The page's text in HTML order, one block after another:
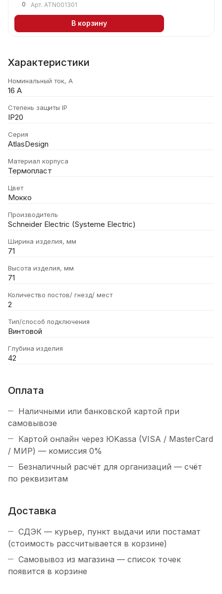
0 Арт. ATN001301
В корзину
Характеристики
Номинальный ток, А
16 А
Степень защиты IP
IP20
Серия
AtlasDesign
Материал корпуса
Термопласт
Цвет
Мокко
Производитель
Schneider Electric (Systeme Electric)
Ширина изделия, мм
71
Высота изделия, мм
71
Количество постов/ гнезд/ мест
2
Тип/способ подключения
Винтовой
Глубина изделия
42
Оплата
Наличными или банковской картой при
самовывозе
Картой онлайн через ЮKassa (VISA / MasterCard
/ МИР) — комиссия 0%
Безналичный расчёт для организаций — счёт
по реквизитам
Доставка
СДЭК — курьер, пункт выдачи или постамат
(стоимость рассчитывается в корзине)
Самовывоз из магазина — список точек
появится в корзине